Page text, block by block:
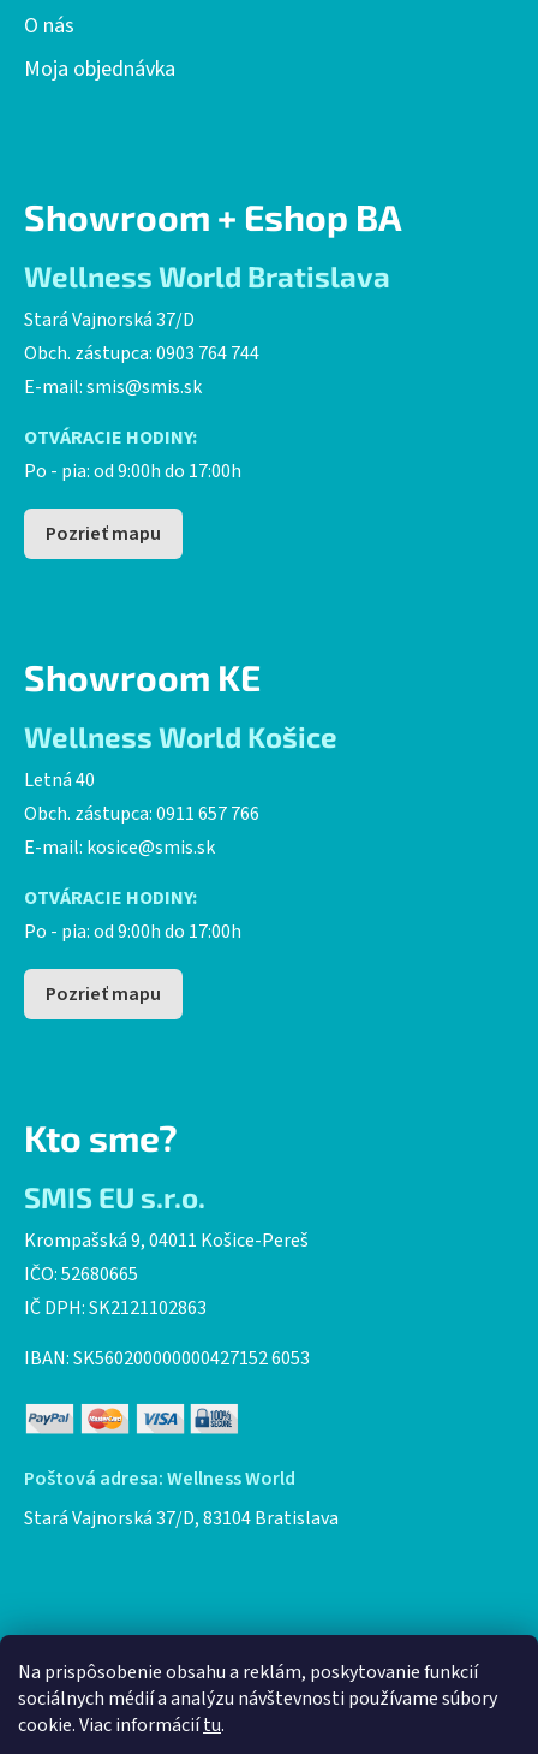
Na prispôsobenie obsahu a reklám, poskytovanie funkcií
sociálnych médií a analýzu návštevnosti používame súbory
cookie. Viac informáciítu.
O nás
Moja objednávka
Showroom + Eshop BA
Wellness World Bratislava
Stará Vajnorská 37/D
Obch. zástupca: 0903 764 744
E-mail:smis@smis.sk
OTVÁRACIE HODINY:
Po - pia: od 9:00h do 17:00h
Pozrieť mapu
Showroom KE
Wellness World Košice
Letná 40
Obch. zástupca: 0911 657 766
E-mail: kosice@smis.sk
OTVÁRACIE HODINY:
Po - pia: od 9:00h do 17:00h
Pozrieť mapu
Kto sme?
SMIS EU s.r.o.
Krompašská 9, 04011 Košice-Pereš
IČO: 52680665
IČ DPH: SK2121102863
IBAN: SK560200000000427152 6053
Poštová adresa: Wellness World
Stará Vajnorská 37/D, 83104 Bratislava
Facebook